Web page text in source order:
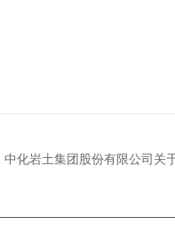
中化岩土集团股份有限公司关于